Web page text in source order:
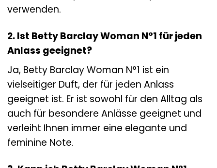
verwenden.
2. Ist Betty Barclay Woman N°1 für jeden
Anlass geeignet?
Ja, Betty Barclay Woman N°1 ist ein
vielseitiger Duft, der für jeden Anlass
geeignet ist. Er ist sowohl für den Alltag als
auch für besondere Anlässe geeignet und
verleiht Ihnen immer eine elegante und
feminine Note.